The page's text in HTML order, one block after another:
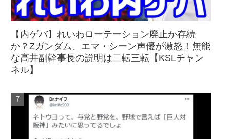
【内ゲバ】れいわローテーション廃止か存続
か？Zガンダム、エマ・シーン声優が激怒！無能
な高井副幹事長の説明は二転三転【KSLチャン
ネル】